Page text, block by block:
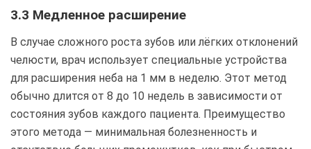
3.3 Медленное расширение
В случае сложного роста зубов или лёгких отклонений
челюсти, врач использует специальные устройства
для расширения неба на 1 мм в неделю. Этот метод
обычно длится от 8 до 10 недель в зависимости от
состояния зубов каждого пациента. Преимущество
этого метода — минимальная болезненность и